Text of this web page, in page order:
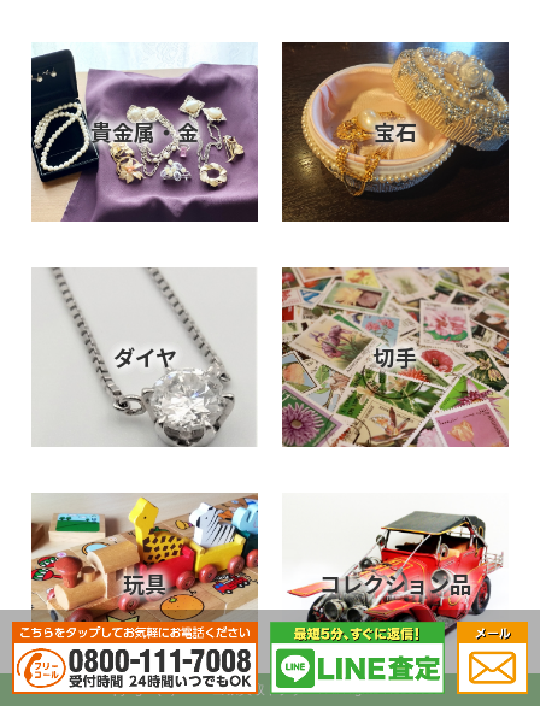
貴金属・金 宝石
ダイヤ 切手
玩具 コレクション品
Copyright (C) 2017.出張買取ドクター. All Rights Reserved.